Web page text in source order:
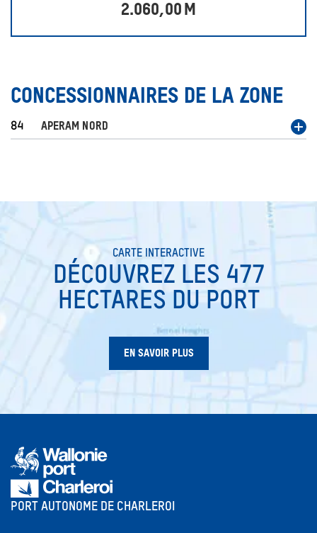
2.060,00 M
CONCESSIONNAIRES DE LA ZONE
84 APERAM NORD
CARTE INTERACTIVE
DÉCOUVREZ LES 477
HECTARES DU PORT
EN SAVOIR PLUS
PORT AUTONOME DE CHARLEROI